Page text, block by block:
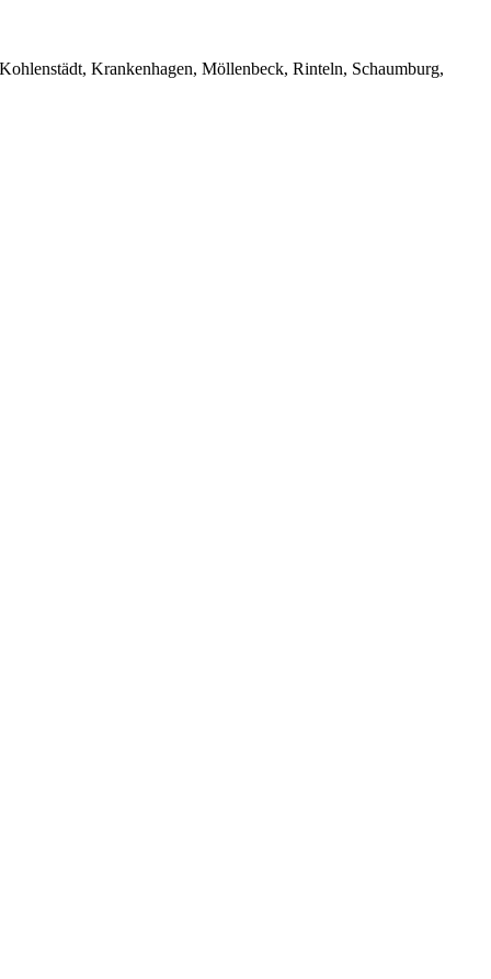
Krankenhagen, Möllenbeck, Rinteln, Schaumburg,